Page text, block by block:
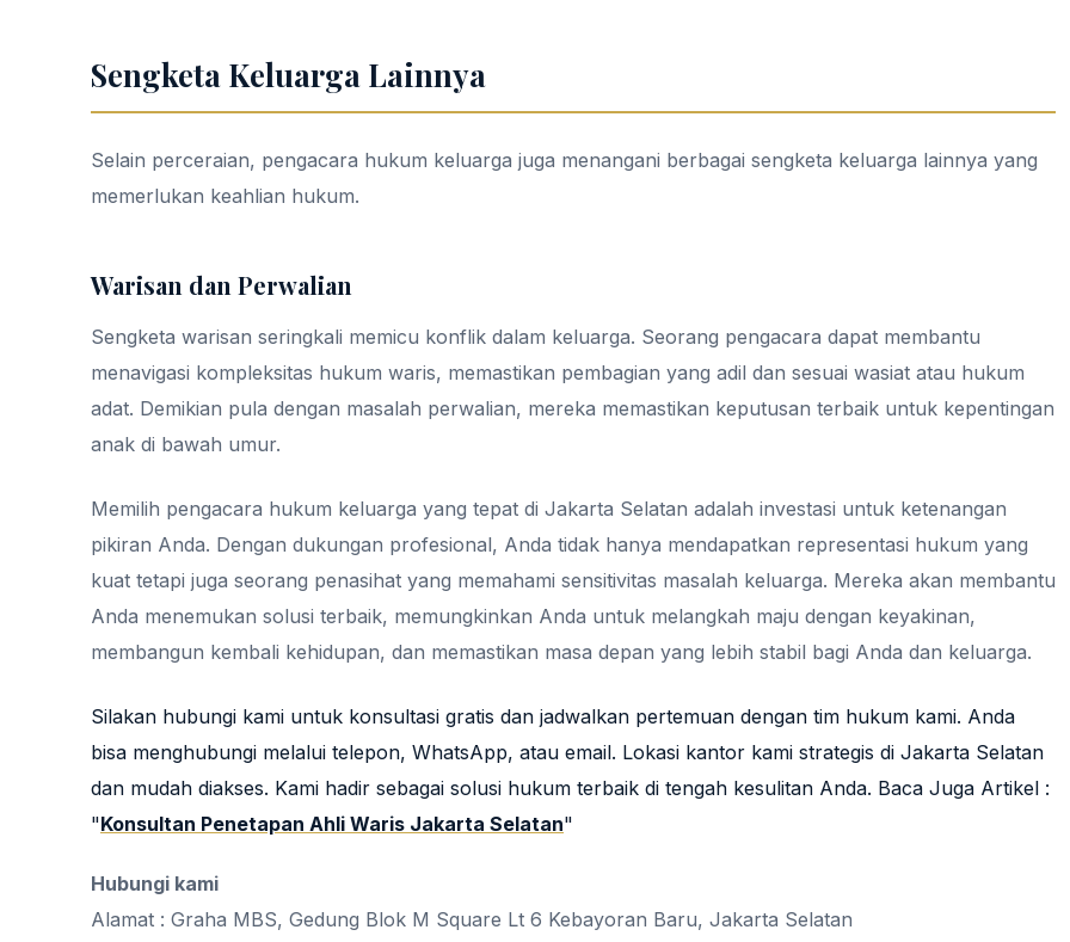
Sengketa Keluarga Lainnya
Selain perceraian, pengacara hukum keluarga juga menangani berbagai sengketa keluarga lainnya yang
memerlukan keahlian hukum.
Warisan dan Perwalian
Sengketa warisan seringkali memicu konflik dalam keluarga. Seorang pengacara dapat membantu
menavigasi kompleksitas hukum waris, memastikan pembagian yang adil dan sesuai wasiat atau hukum
adat. Demikian pula dengan masalah perwalian, mereka memastikan keputusan terbaik untuk kepentingan
anak di bawah umur.
Memilih pengacara hukum keluarga yang tepat di Jakarta Selatan adalah investasi untuk ketenangan
pikiran Anda. Dengan dukungan profesional, Anda tidak hanya mendapatkan representasi hukum yang
kuat tetapi juga seorang penasihat yang memahami sensitivitas masalah keluarga. Mereka akan membantu
Anda menemukan solusi terbaik, memungkinkan Anda untuk melangkah maju dengan keyakinan,
membangun kembali kehidupan, dan memastikan masa depan yang lebih stabil bagi Anda dan keluarga.
Silakan hubungi kami untuk konsultasi gratis dan jadwalkan pertemuan dengan tim hukum kami. Anda
bisa menghubungi melalui telepon, WhatsApp, atau email. Lokasi kantor kami strategis di Jakarta Selatan
dan mudah diakses. Kami hadir sebagai solusi hukum terbaik di tengah kesulitan Anda. Baca Juga Artikel :
"Konsultan Penetapan Ahli Waris Jakarta Selatan"
Hubungi kami
Alamat : Graha MBS, Gedung Blok M Square Lt 6 Kebayoran Baru, Jakarta Selatan